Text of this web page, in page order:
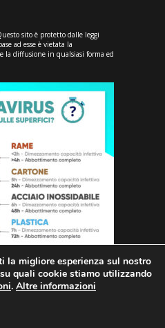
sito è protetto dalle leggi
ad esse è vietata la
la diffusione in qualsiasi forma ed
migliore esperienza sul nostro
quali cookie stiamo utilizzando
. Altre informazioni